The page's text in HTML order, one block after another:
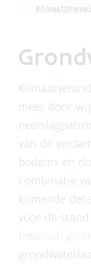
Klimaatthema's
meer door
van de
bodems en
combinatie
komende
voor de
freatisch